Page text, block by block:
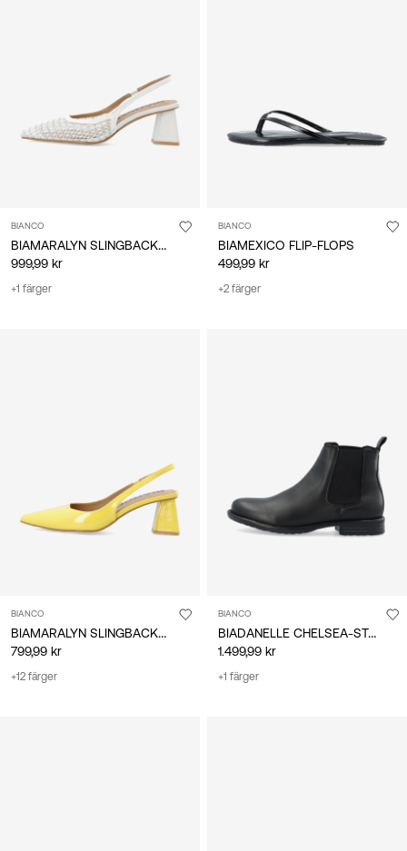
BIANCO
BIAMARALYN SLINGBACKSKOR
999,99 kr
+1 färger
BIANCO
BIAMEXICO FLIP-FLOPS
499,99 kr
+2 färger
BIANCO
799,99 kr
+12 färger
BIANCO
BIADANELLE CHELSEA-STÖVLAR
1.499,99 kr
+1 färger